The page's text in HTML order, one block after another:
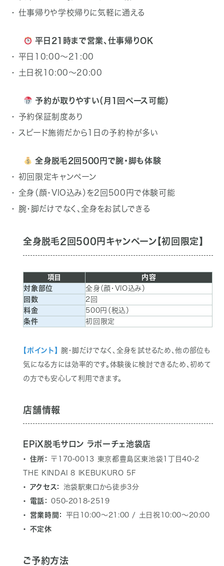
・ 仕事帰りや学校帰りに気軽に通える
平日21時まで営業、仕事帰りOK
・ 平日10:00〜21:00
・ 土日祝10:00〜20:00
予約が取りやすい（月1回ペース可能）
・ 予約保証制度あり
・ スピード施術だから1日の予約枠が多い
全身脱毛2回500円で腕・脚も体験
・ 初回限定キャンペーン
・ 全身（顔・VIO込み）を2回500円で体験可能
・ 腕・脚だけでなく、全身をお試しできる
全身脱毛2回500円キャンペーン【初回限定】
項目
内容
対象部位
全身（顔・VIO込み）
回数
2回
料金
500円（税込）
条件
初回限定
【ポイント】
腕・脚だけでなく、全身を試せるため、他の部位も
気になる方には効率的です。体験後に検討できるため、初めて
の方でも安心して利用できます。
店舗情報
EPiX脱毛サロン ラポーチェ池袋店
・ 住所：〒170-0013 東京都豊島区東池袋1丁目40-2
THE KINDAI 8 IKEBUKURO 5F
・ アクセス： 池袋駅東口から徒歩3分
・ 電話：050-2018-2519
・ 営業時間： 平日10:00〜21:00 / 土日祝10:00〜20:00
・ 不定休
ご予約方法